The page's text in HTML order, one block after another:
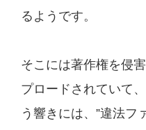
るようです。
そこには著作権を侵
プロードされていて
う響きには、”違法フ